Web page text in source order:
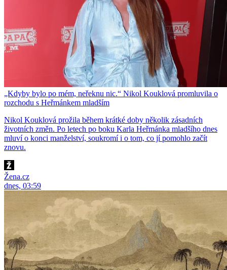
„Kdyby bylo po mém, neřeknu nic.“ Nikol Kouklová promluvila o
rozchodu s Heřmánkem mladším
Nikol Kouklová prožila během krátké doby několik zásadních
životních změn. Po letech po boku Karla Heřmánka mladšího dnes
mluví o konci manželství, soukromí i o tom, co jí pomohlo začít
znovu.
Žena.cz
dnes, 03:59